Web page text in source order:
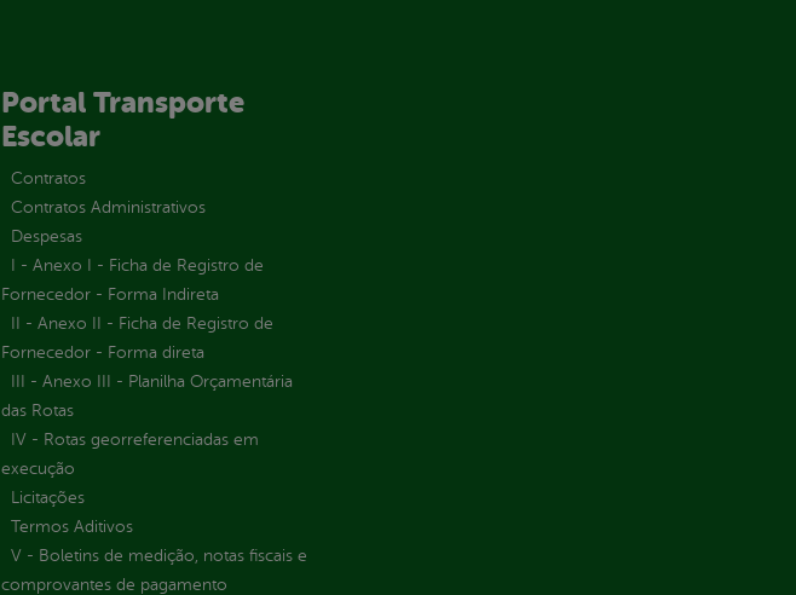
Portal Transporte
Escolar
Contratos
Contratos Administrativos
Despesas
I - Anexo I - Ficha de Registro de
Fornecedor - Forma Indireta
II - Anexo II - Ficha de Registro de
Fornecedor - Forma direta
III - Anexo III - Planilha Orçamentária
das Rotas
IV - Rotas georreferenciadas em
execução
Licitações
Termos Aditivos
V - Boletins de medição, notas fiscais e
comprovantes de pagamento